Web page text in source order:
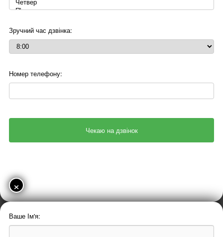
Зручний час дзвінка:
Номер телефону:
×
Ваше Ім'я: